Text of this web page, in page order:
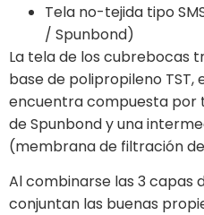
Tela no-tejida tipo
/ Spunbond)
La tela de los cubrebocas
base de polipropileno
encuentra compuesta por
de Spunbond y una
(membrana de filtración
Al combinarse las 3 capas
conjuntan las buenas